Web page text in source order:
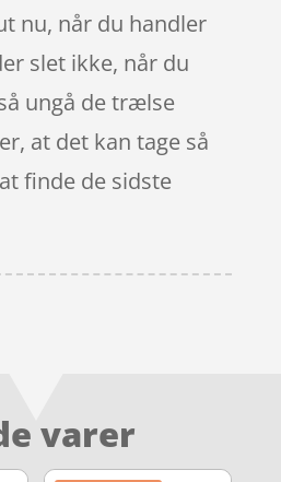
nu, når du handler
slet ikke, når du
ungå de trælse
at det kan tage så
finde de sidste
varer